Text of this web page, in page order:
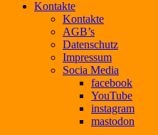
Kontakte
Kontakte
AGB’s
Datenschutz
Impressum
Socia Media
facebook
YouTube
instagram
mastodon